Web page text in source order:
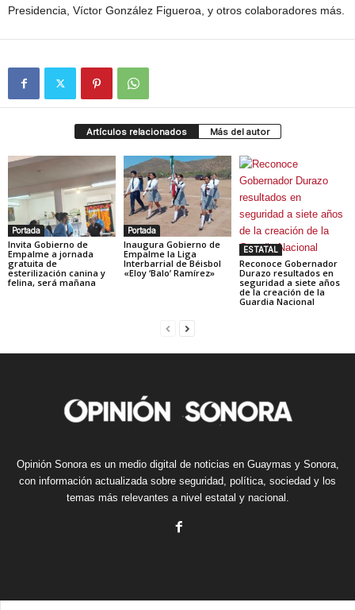
Presidencia, Víctor González Figueroa, y otros colaboradores más.
Artículos relacionados Más del autor
Portada
Invita Gobierno de
Empalme a jornada
gratuita de
esterilización canina y
felina, será mañana
Portada
Inaugura Gobierno de
Empalme la Liga
Interbarrial de Béisbol
«Eloy ‘Balo’ Ramírez»
ESTATAL
Reconoce Gobernador
Durazo resultados en
seguridad a siete años
de la creación de la
Guardia Nacional
Opinión Sonora es un medio digital de noticias en Guaymas y Sonora,
con información actualizada sobre seguridad, política, sociedad y los
temas más relevantes a nivel estatal y nacional.